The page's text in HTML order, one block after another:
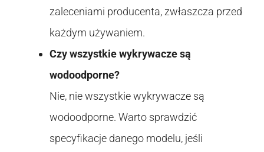
zaleceniami producenta, zwłaszcza przed
każdym używaniem.
Czy wszystkie wykrywacze są
wodoodporne?
Nie, nie wszystkie wykrywacze są
wodoodporne. Warto sprawdzić
specyfikacje danego modelu, jeśli